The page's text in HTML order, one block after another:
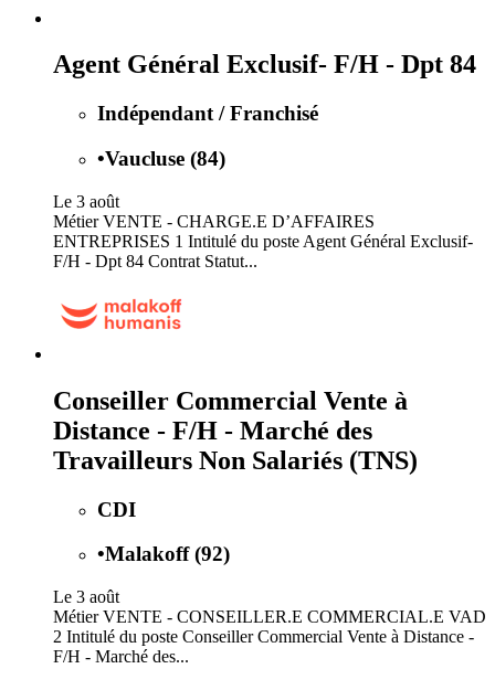
Agent Général Exclusif- F/H - Dpt 84
Indépendant / Franchisé
•Vaucluse (84)
Le 3 août
Métier VENTE - CHARGE.E D’AFFAIRES
ENTREPRISES 1 Intitulé du poste Agent Général Exclusif-
F/H - Dpt 84 Contrat Statut...
Conseiller Commercial Vente à
Distance - F/H - Marché des
Travailleurs Non Salariés (TNS)
CDI
•Malakoff (92)
Le 3 août
Métier VENTE - CONSEILLER.E COMMERCIAL.E VAD
2 Intitulé du poste Conseiller Commercial Vente à Distance -
F/H - Marché des...